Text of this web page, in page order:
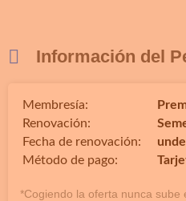
Información del
Membresía:
Renovación:
Fecha de renovación:
Método de pago:
*Cogiendo la oferta nunca